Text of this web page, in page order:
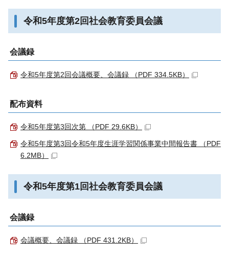
令和5年度第2回社会教育委員会議
会議録
令和5年度第2回会議概要、会議録 （PDF 334.5KB）
配布資料
令和5年度第3回次第 （PDF 29.6KB）
令和5年度第3回令和5年度生涯学習関係事業中間報告書 （PDF
6.2MB）
令和5年度第1回社会教育委員会議
会議録
会議概要、会議録 （PDF 431.2KB）